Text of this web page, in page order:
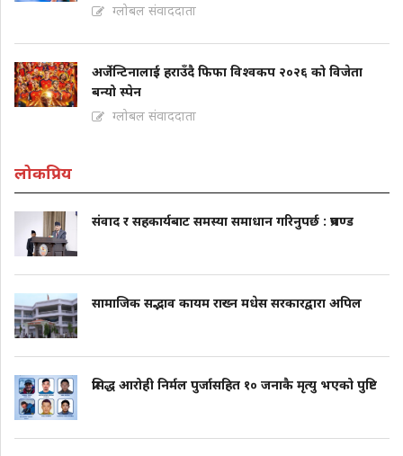
ग्लोबल संवाददाता
अर्जेन्टिनालाई हराउँदै फिफा विश्वकप २०२६ को विजेता
बन्यो स्पेन
ग्लोबल संवाददाता
लोकप्रिय
संवाद र सहकार्यबाट समस्या समाधान गरिनुपर्छ : प्रचण्ड
सामाजिक सद्भाव कायम राख्न मधेस सरकारद्वारा अपिल
प्रसिद्ध आरोही निर्मल पुर्जासहित १० जनाकै मृत्यु भएको पुष्टि